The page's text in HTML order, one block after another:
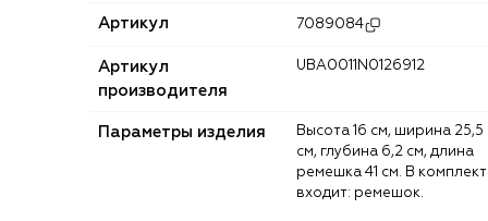
Артикул 7089084
Артикул
производителя
UBA0011N0126912
Параметры изделия
Высота 16 см, ширина 25,5
см, глубина 6,2 см, длина
ремешка 41 см. В комплект
входит: ремешок.